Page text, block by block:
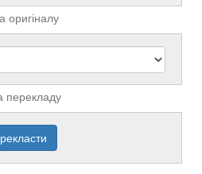
оригіналу
перекладу